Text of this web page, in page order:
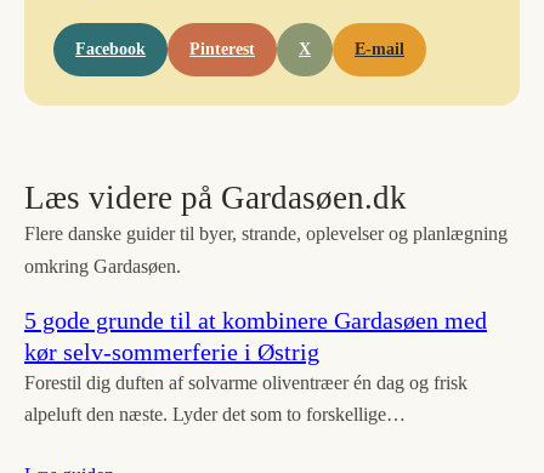
Facebook Pinterest X E-mail
Læs videre på Gardasøen.dk
Flere danske guider til byer, strande, oplevelser og planlægning
omkring Gardasøen.
5 gode grunde til at kombinere Gardasøen med
kør selv-sommerferie i Østrig
Forestil dig duften af solvarme oliventræer én dag og frisk
alpeluft den næste. Lyder det som to forskellige…